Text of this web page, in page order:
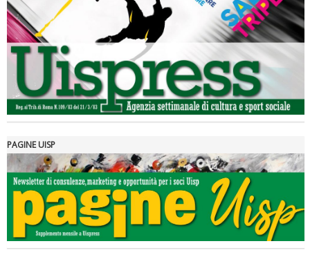
Luglio 2026: "Pensando con i piedi, si possono fare le
rivoluzioni"
Tiziano Pesce a Radio InBlu2000 traccia il bilancio della stagione
PAGINE UISP